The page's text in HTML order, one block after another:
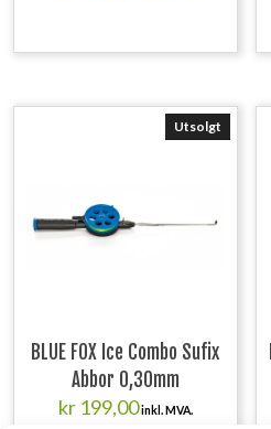
Utsolgt
BLUE FOX Ice Combo Sufix
Abbor 0,30mm
kr199,00inkl. MVA.